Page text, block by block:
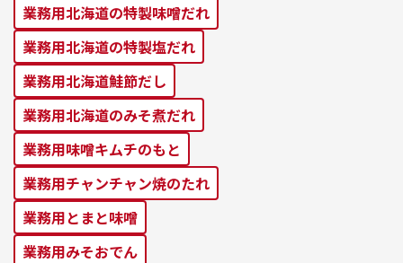
業務⽤北海道の特製味噌だれ
業務⽤北海道の特製塩だれ
業務⽤北海道鮭節だし
業務⽤北海道のみそ煮だれ
業務⽤味噌キムチのもと
業務⽤チャンチャン焼のたれ
業務⽤とまと味噌
業務⽤みそおでん